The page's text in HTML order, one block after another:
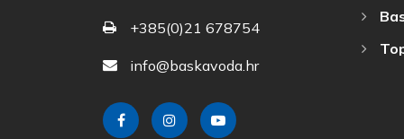
+385(0)21 678754
info@baskavoda.hr